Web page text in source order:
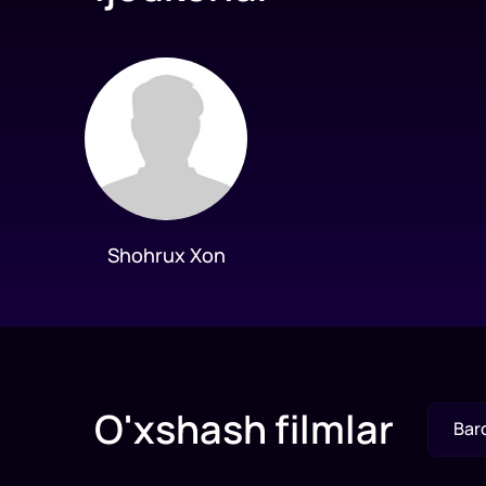
Shohrux Xon
O'xshash filmlar